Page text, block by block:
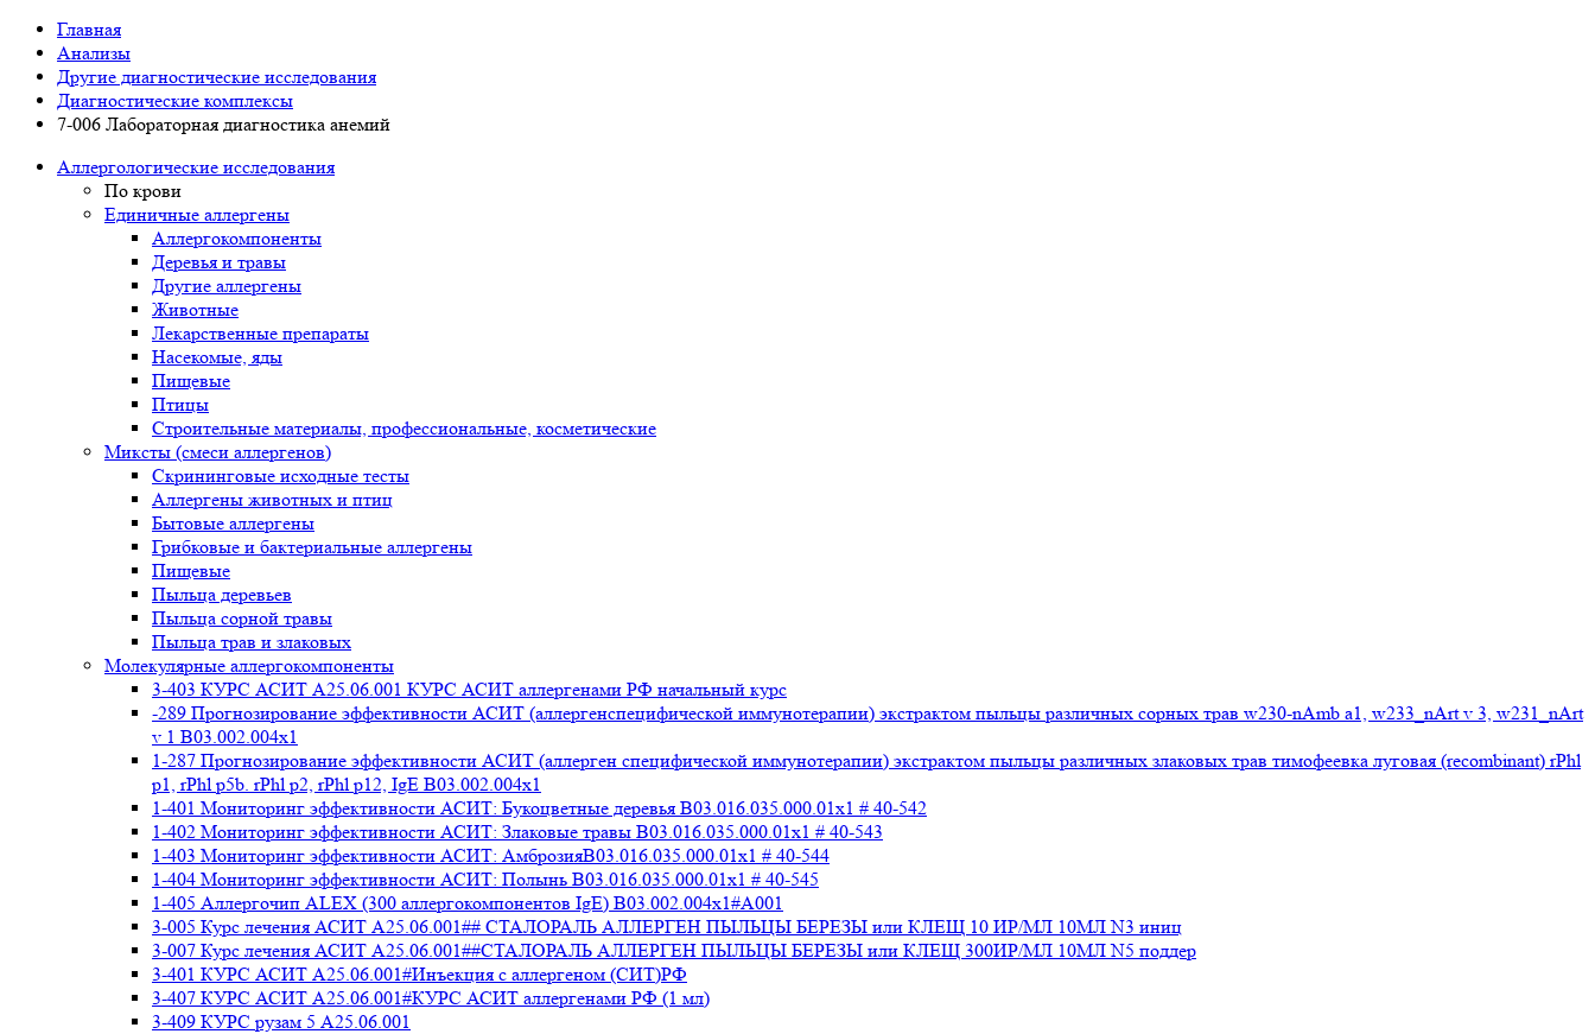
Главная
Анализы
Другие диагностические исследования
Диагностические комплексы
7-006 Лабораторная диагностика анемий
Аллергологические исследования
По крови
Единичные аллергены
Аллергокомпоненты
Деревья и травы
Другие аллергены
Животные
Лекарственные препараты
Насекомые, яды
Пищевые
Птицы
Строительные материалы, профессиональные, косметические
Миксты (смеси аллергенов)
Cкрининговые исходные тесты
Аллергены животных и птиц
Бытовые аллергены
Грибковые и бактериальные аллергены
Пищевые
Пыльца деревьев
Пыльца сорной травы
Пыльца трав и злаковых
Молекулярные аллергокомпоненты
3-403 КУРС АСИТ А25.06.001 КУРС АСИТ аллергенами РФ начальный курс
-289 Прогнозирование эффективности АСИТ (аллергенспецифической иммунотерапии) экстрактом пыльцы различных сорных трав w230-nAmb a1, w233_nArt v 3, w231_nArt
v 1 В03.002.004x1
1-287 Прогнозирование эффективности АСИТ (аллерген специфической иммунотерапии) экстрактом пыльцы различных злаковых трав тимофеевка луговая (recombinant) rPhl
p1, rPhl p5b. rPhl p2, rPhl p12, IgE В03.002.004x1
1-401 Мониторинг эффективности АСИТ: Букоцветные деревья B03.016.035.000.01x1 # 40-542
1-402 Мониторинг эффективности АСИТ: Злаковые травы B03.016.035.000.01x1 # 40-543
1-403 Мониторинг эффективности АСИТ: АмброзияB03.016.035.000.01x1 # 40-544
1-404 Мониторинг эффективности АСИТ: Полынь B03.016.035.000.01x1 # 40-545
1-405 Аллергочип ALEX (300 аллергокомпонентов IgE) В03.002.004x1#А001
3-005 Курс лечения АСИТ А25.06.001## СТАЛОРАЛЬ АЛЛЕРГЕН ПЫЛЬЦЫ БЕРЕЗЫ или КЛЕЩ 10 ИР/МЛ 10МЛ N3 иниц
3-007 Курс лечения АСИТ А25.06.001##СТАЛОРАЛЬ АЛЛЕРГЕН ПЫЛЬЦЫ БЕРЕЗЫ или КЛЕЩ 300ИР/МЛ 10МЛ N5 поддер
3-401 КУРС АСИТ А25.06.001#Инъекция с аллергеном (СИТ)РФ
3-407 КУРС АСИТ А25.06.001#КУРС АСИТ аллергенами РФ (1 мл)
3-409 КУРС рузам 5 А25.06.001